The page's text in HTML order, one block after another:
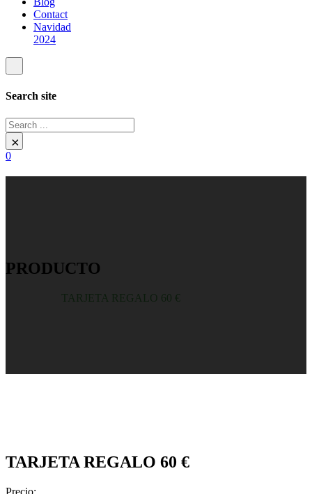
Contact
Navidad
2024
Search site
Search
×
0
PRODUCTO
TARJETA REGALO 60 €
TARJETA REGALO 60 €